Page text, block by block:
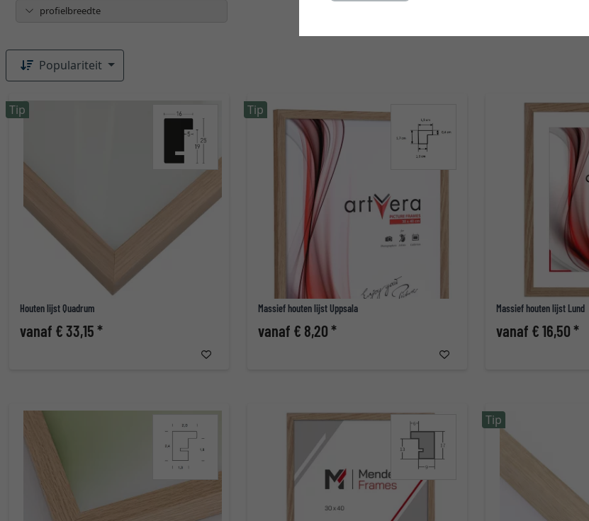
profielbreedte
Populariteit
Houten lijst Quadrum
vanaf € 33,15 *
Tip
Massief houten lijst Uppsala
vanaf € 8,20 *
Tip
Massief houten lijst Lund
vanaf € 16,50 *
Tip